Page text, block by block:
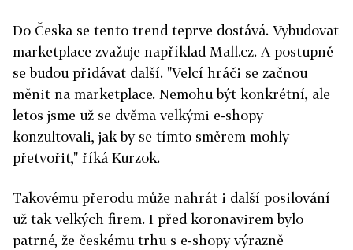
Do Česka se tento trend teprve dostává. Vybudovat
marketplace zvažuje například Mall.cz. A postupně
se budou přidávat další. "Velcí hráči se začnou
měnit na marketplace. Nemohu být konkrétní, ale
letos jsme už se dvěma velkými e-shopy
konzultovali, jak by se tímto směrem mohly
přetvořit," říká Kurzok.
Takovému přerodu může nahrát i další posilování
už tak velkých firem. I před koronavirem bylo
patrné, že českému trhu s e-shopy výrazně